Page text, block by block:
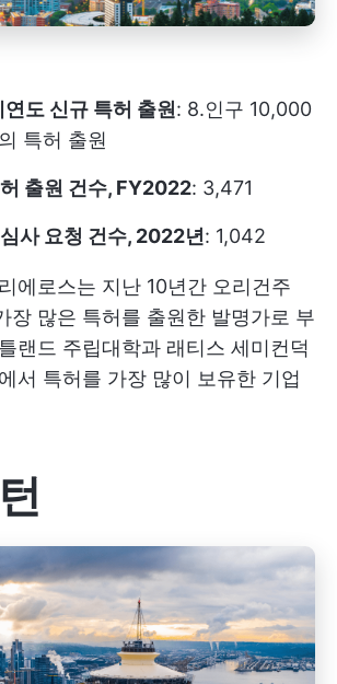
도 신규 특허 출원: 8.인구 10,000
특허 출원
출원 건수, FY2022: 3,471
사 요청 건수, 2022년: 1,042
에로스는 지난 10년간 오리건주
장 많은 특허를 출원한 발명가로 부
랜드 주립대학과 래티스 세미컨덕
서 특허를 가장 많이 보유한 기업